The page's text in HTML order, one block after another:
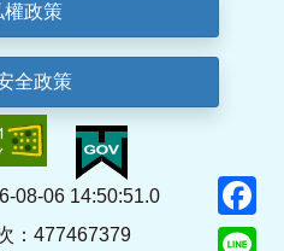
權政策
全政策
08-06 14:50:51.0
：477467379